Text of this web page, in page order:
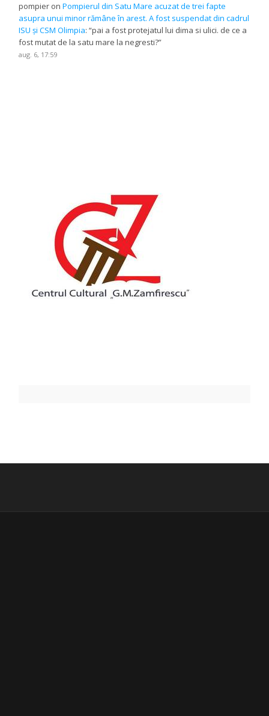
pompier onPompierul din Satu Mare acuzat de trei fapte
asupra unui minor rămâne în arest. A fost suspendat din cadrul
ISU și CSM Olimpia: “pai a fost protejatul lui dima si ulici. de ce a
fost mutat de la satu mare la negresti?”
aug. 6, 17:59